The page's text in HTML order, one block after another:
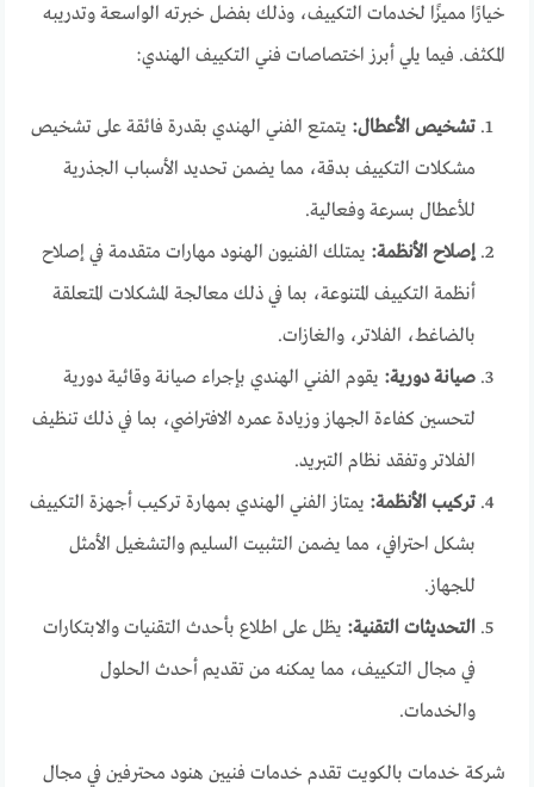
خيارًا مميزًا لخدمات التكييف، وذلك بفضل خبرته الواسعة وتدريبه
المكثف. فيما يلي أبرز اختصاصات فني التكييف الهندي:
تشخيص الأعطال: يتمتع الفني الهندي بقدرة فائقة على تشخيص
مشكلات التكييف بدقة، مما يضمن تحديد الأسباب الجذرية
للأعطال بسرعة وفعالية.
إصلاح الأنظمة: يمتلك الفنيون الهنود مهارات متقدمة في إصلاح
أنظمة التكييف المتنوعة، بما في ذلك معالجة المشكلات المتعلقة
بالضاغط، الفلاتر، والغازات.
صيانة دورية: يقوم الفني الهندي بإجراء صيانة وقائية دورية
لتحسين كفاءة الجهاز وزيادة عمره الافتراضي، بما في ذلك تنظيف
الفلاتر وتفقد نظام التبريد.
تركيب الأنظمة: يمتاز الفني الهندي بمهارة تركيب أجهزة التكييف
بشكل احترافي، مما يضمن التثبيت السليم والتشغيل الأمثل
للجهاز.
التحديثات التقنية: يظل على اطلاع بأحدث التقنيات والابتكارات
في مجال التكييف، مما يمكنه من تقديم أحدث الحلول
والخدمات.
شركة خدمات بالكويت تقدم خدمات فنيين هنود محترفين في مجال